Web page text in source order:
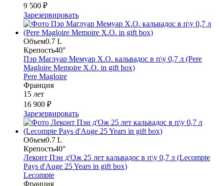
9 500 ₽
Зарезервировать
Объем0.7 L
Крепость40°
Пэр Маглуар Мемуар Х.О. кальвадос в п\у 0,7 л (Pere
Magloire Memoire X.O. in gift box)
Pere Magloire
Франция
15 лет
16 900 ₽
Зарезервировать
Объем0.7 L
Крепость40°
Леконт Пэи д'Ож 25 лет кальвадос в п\у 0,7 л (Lecompte
Pays d'Auge 25 Years in gift box)
Lecompte
Франция